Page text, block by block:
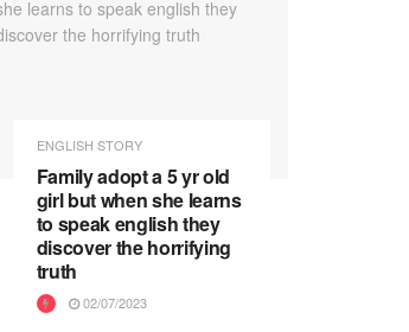
ENGLISH STORY
Family adopt a 5 yr old
girl but when she learns
to speak english they
discover the horrifying
truth
02/07/2023